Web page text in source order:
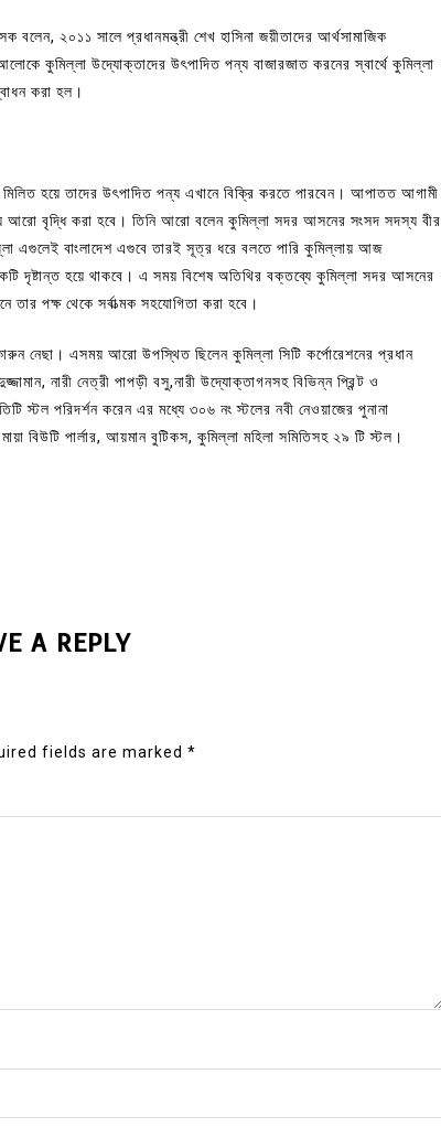
বলেন, ২০১১ সালে প্রধানমন্ত্রী শেখ হাসিনা জয়ীতাদের আর্থসামাজিক
কুমিল্লা উদ্যোক্তাদের উৎপাদিত পন্য বাজারজাত করনের স্বার্থে কুমিল্লা
করা হল।
হয়ে তাদের উৎপাদিত পন্য এখানে বিক্রি করতে পারবেন। আপাতত আগামী
আরো বৃদ্ধি করা হবে। তিনি আরো বলেন কুমিল্লা সদর আসনের সংসদ সদস্য বীর
এগুলেই বাংলাদেশ এগুবে তারই সূত্র ধরে বলতে পারি কুমিল্লায় আজ
দৃষ্টান্ত হয়ে থাকবে। এ সময় বিশেষ অতিথির বক্তব্যে কুমিল্লা সদর আসনের
তার পক্ষ থেকে সর্বাত্মক সহযোগিতা করা হবে।
নেছা। এসময় আরো উপস্থিত ছিলেন কুমিল্লা সিটি কর্পোরেশনের প্রধান
নারী নেত্রী পাপড়ী বসু,নারী উদ্যোক্তাগনসহ বিভিন্ন প্রিন্ট ও
স্টল পরিদর্শন করেন এর মধ্যে ৩০৬ নং স্টলের নবী নেওয়াজের পুনানা
বিউটি পার্লার, আয়মান বুটিকস, কুমিল্লা মহিলা সমিতিসহ ২৯ টি স্টল।
A REPLY
fields are marked *
July 30, 2026 0 3 words